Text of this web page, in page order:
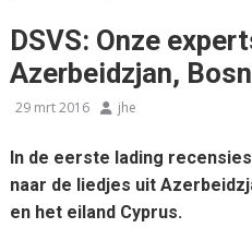
DSVS: Onze
Azerbeidzjan,
29 mrt 2016 jhe
In de eerste lading
naar de liedjes uit
en het eiland Cyprus.